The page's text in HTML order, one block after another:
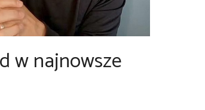
w najnowsze